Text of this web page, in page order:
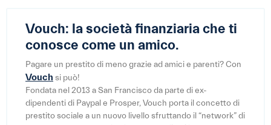
Vouch: la società finanziaria che ti
conosce come un amico.
Pagare un prestito di meno grazie ad amici e parenti? Con
Vouch si può!
Fondata nel 2013 a San Francisco da parte di ex-
dipendenti di Paypal e Prosper, Vouch porta il concetto di
prestito sociale a un nuovo livello sfruttando il “network” di